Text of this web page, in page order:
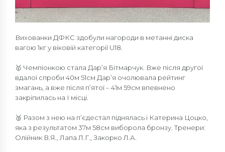
Вихованки ДФКС здобули нагороди в метанні диска
вагою 1кг у віковій категорії U18.
🥇 Чемпіонкою стала Дар’я Бітмарчук. Вже після другої
вдалої спроби 40м 51см Дар’я очолювала рейтинг
змагань, а вже після п’ятої – 41м 59см впевнено
закріпилась на І місці.
🥉 Разом з нею на п’єдестал піднялась і Катерина Цоцко,
яка з результатом 37м 58см виборола бронзу. Тренери:
Олійник В.Я., Лапа Л.Г., Закорко Л.А.